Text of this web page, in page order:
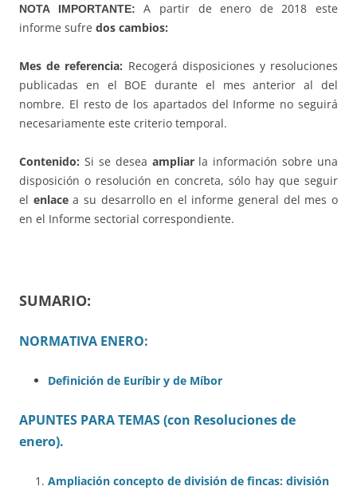
NOTA IMPORTANTE:A partir de enero de 2018 este
informe sufre dos cambios:
Mes de referencia: Recogerá disposiciones y resoluciones
publicadas en el BOE durante el mes anterior al del
nombre. El resto de los apartados del Informe no seguirá
necesariamente este criterio temporal.
Contenido: Si se desea ampliarla información sobre una
disposición o resolución en concreta, sólo hay que seguir
el enlacea su desarrollo en el informe general del mes o
en el Informe sectorial correspondiente.
SUMARIO:
NORMATIVA ENERO:
Definición de Euríbir y de Míbor
APUNTES PARA TEMAS (con Resoluciones de
enero).
Ampliación concepto de división de fincas: división